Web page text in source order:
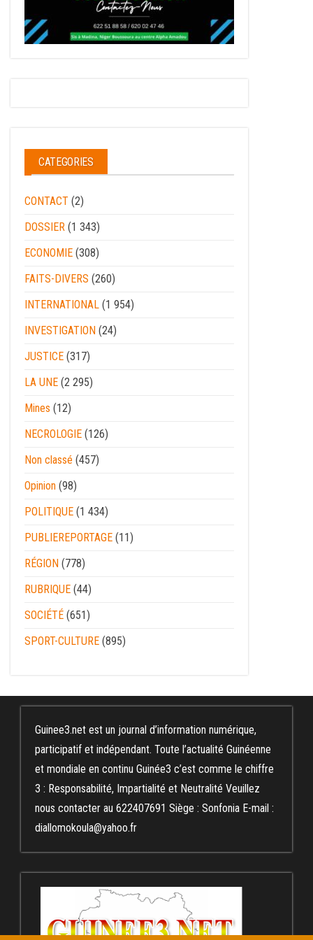
CATEGORIES
CONTACT (2)
DOSSIER (1 343)
ECONOMIE (308)
FAITS-DIVERS (260)
INTERNATIONAL (1 954)
INVESTIGATION (24)
JUSTICE (317)
LA UNE (2 295)
Mines (12)
NECROLOGIE (126)
Non classé (457)
Opinion (98)
POLITIQUE (1 434)
PUBLIEREPORTAGE (11)
RÉGION (778)
RUBRIQUE (44)
SOCIÉTÉ (651)
SPORT-CULTURE (895)
Guinee3.net est un journal d’information numérique,
participatif et indépendant. Toute l’actualité Guinéenne
et mondiale en continu Guinée3 c’est comme le chiffre
3 : Responsabilité, Impartialité et Neutralité Veuillez
nous contacter au 622407691 Siège : Sonfonia E-mail :
diallomokoula@yahoo.fr